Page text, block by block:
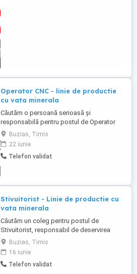
Operator CNC - linie de productie
cu vata minerala
Căutăm o persoană serioasă și
responsabilă pentru postul de Operator
linie producție în cadrul sectiei de panouri.
Responsabilități: - Operarea utilajelor din
sectia de producție; - Supravegherea
procesului de producție; - Respectarea
Buzias, Timis
22 iunie
Telefon validat
Stivuitorist - Linie de productie cu
vata minerala
Căutăm un coleg pentru postul de
Stivuitorist, responsabil de deservirea
liniei de producție cu vată minerală
(alimentare cu materie prima și a zonei de
logistică transport (încărcare descarcare
materie prima si sau produse finite).
Buzias, Timis
16 iunie
Telefon validat